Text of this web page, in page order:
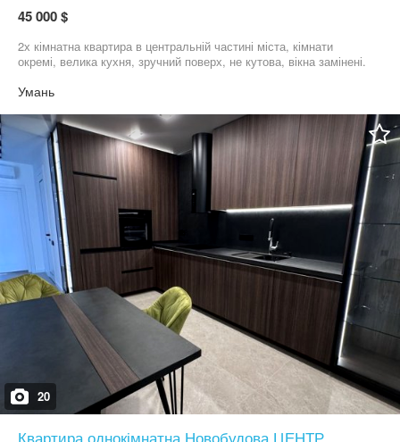
45 000 $
2х кімнатна квартира в центральній частині міста, кімнати
окремі, велика кухня, зручний поверх, не кутова, вікна замінені.
Умань
20
Квартира однокімнатна Новобудова ЦЕНТР